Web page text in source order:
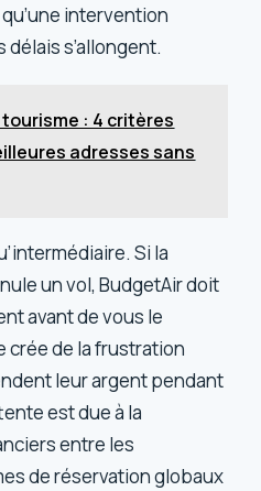
intervention
s’allongent.
: 4 critères
adresses sans
Si la
un vol, BudgetAir doit
avant de vous le
crée de la frustration
leur argent pendant
est due à la
entre les
de réservation globaux